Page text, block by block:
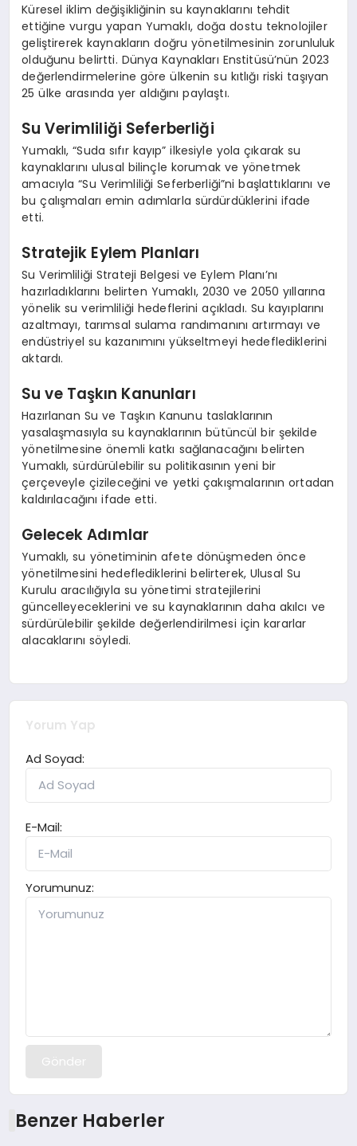
Küresel iklim değişikliğinin su kaynaklarını tehdit
ettiğine vurgu yapan Yumaklı, doğa dostu teknolojiler
geliştirerek kaynakların doğru yönetilmesinin zorunluluk
olduğunu belirtti. Dünya Kaynakları Enstitüsü’nün 2023
değerlendirmelerine göre ülkenin su kıtlığı riski taşıyan
25 ülke arasında yer aldığını paylaştı.
Su Verimliliği Seferberliği
Yumaklı, “Suda sıfır kayıp” ilkesiyle yola çıkarak su
kaynaklarını ulusal bilinçle korumak ve yönetmek
amacıyla “Su Verimliliği Seferberliği”ni başlattıklarını ve
bu çalışmaları emin adımlarla sürdürdüklerini ifade
etti.
Stratejik Eylem Planları
Su Verimliliği Strateji Belgesi ve Eylem Planı’nı
hazırladıklarını belirten Yumaklı, 2030 ve 2050 yıllarına
yönelik su verimliliği hedeflerini açıkladı. Su kayıplarını
azaltmayı, tarımsal sulama randımanını artırmayı ve
endüstriyel su kazanımını yükseltmeyi hedeflediklerini
aktardı.
Su ve Taşkın Kanunları
Hazırlanan Su ve Taşkın Kanunu taslaklarının
yasalaşmasıyla su kaynaklarının bütüncül bir şekilde
yönetilmesine önemli katkı sağlanacağını belirten
Yumaklı, sürdürülebilir su politikasının yeni bir
çerçeveyle çizileceğini ve yetki çakışmalarının ortadan
kaldırılacağını ifade etti.
Gelecek Adımlar
Yumaklı, su yönetiminin afete dönüşmeden önce
yönetilmesini hedeflediklerini belirterek, Ulusal Su
Kurulu aracılığıyla su yönetimi stratejilerini
güncelleyeceklerini ve su kaynaklarının daha akılcı ve
sürdürülebilir şekilde değerlendirilmesi için kararlar
alacaklarını söyledi.
Yorum Yap
Ad Soyad:
E-Mail:
Yorumunuz:
Gönder
Benzer Haberler